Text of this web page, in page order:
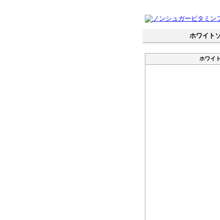
ホワイト
ホワイ